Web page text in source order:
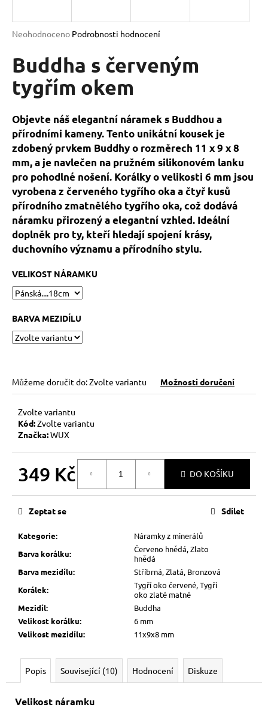
Průměrné
produktu
je
0,0
z
hvězdiček.
Neohodnoceno Podrobnosti hodnocení
Buddha s červeným
tygřím okem
Objevte náš elegantní náramek s Buddhou a
přírodními kameny. Tento unikátní kousek je
zdobený prvkem Buddhy o rozměrech 11 x 9 x 8
mm, a je navlečen na pružném silikonovém lanku
pro pohodlné nošení. Korálky o velikosti 6 mm jsou
vyrobena z červeného tygřího oka a čtyř kusů
přírodního zmatnělého tygřího oka, což dodává
náramku přirozený a elegantní vzhled. Ideální
doplněk pro ty, kteří hledají spojení krásy,
duchovního významu a přírodního stylu.
VELIKOST NÁRAMKU
BARVA MEZIDÍLU
Můžeme doručit do:Zvolte variantu Možnosti doručení
Zvolte variantu
Kód:Zvolte variantu
Značka:WUX
349 Kč DO KOŠÍKU
Kategorie:
Náramky z minerálů
Barva korálku:
Červeno hnědá, Zlato
hnědá
Barva mezidílu:
Stříbrná, Zlatá, Bronzová
Korálek:
Tygří oko červené, Tygří
oko zlaté matné
Mezidíl:
Buddha
Velikost korálku:
6 mm
Velikost mezidílu: 11x9x8 mm
Zeptat se Sdílet
Popis Související (10) Hodnocení Diskuze
Velikost náramku
j
t
?
HLEDAT
D
o
p
o
r
u
č
u
j
m
e
SRDÍČKO
–
NÁRAMEK
169
Kč
Kč